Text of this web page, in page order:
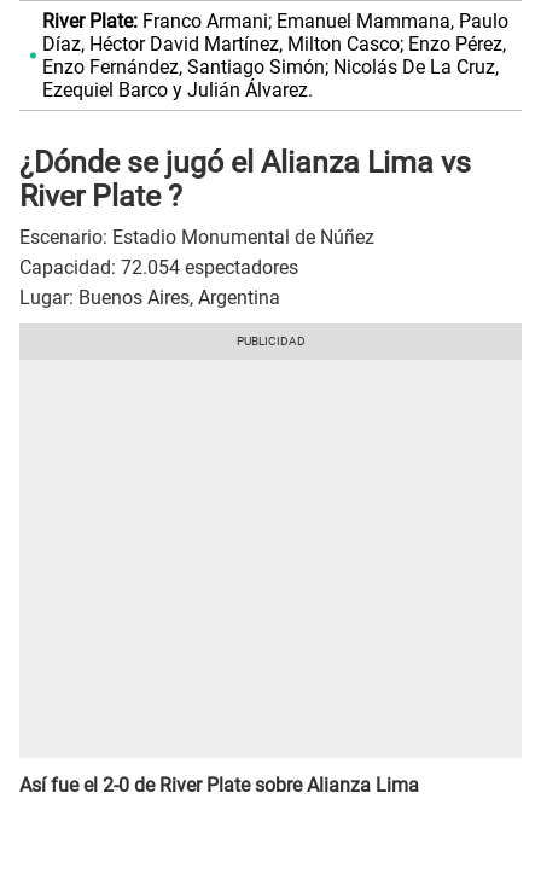
River Plate:Franco Armani; Emanuel Mammana, Paulo
Díaz, Héctor David Martínez, Milton Casco; Enzo Pérez,
Enzo Fernández, Santiago Simón; Nicolás De La Cruz,
Ezequiel Barco y Julián Álvarez.
¿Dónde se jugó el Alianza Lima vs
River Plate ?
Escenario: Estadio Monumental de Núñez
Capacidad: 72.054 espectadores
Lugar: Buenos Aires, Argentina
Así fue el 2-0 de River Plate sobre Alianza Lima